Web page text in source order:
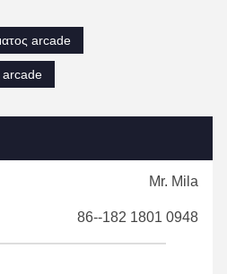
arcade
arcade
Mr. Mila
86--182 1801 0948